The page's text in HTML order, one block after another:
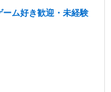
ム好き歓迎・未経験